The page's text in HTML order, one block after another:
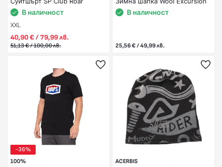
В наличност
XXL
40,90 € / 79,99 лв.
51,13 € / 100,00 лв.
В наличност
25,56 € / 49,99 лв.
-36%
100%
ACERBIS